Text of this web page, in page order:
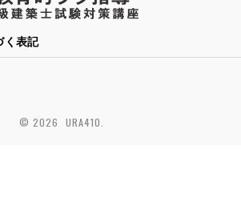
く表記
© 2026 URA410.